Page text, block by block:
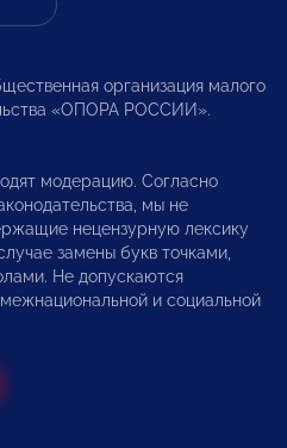
организация малого
«ОПОРА РОССИИ».
модерацию. Согласно
мы не
нецензурную лексику
замены букв точками,
Не допускаются
и социальной